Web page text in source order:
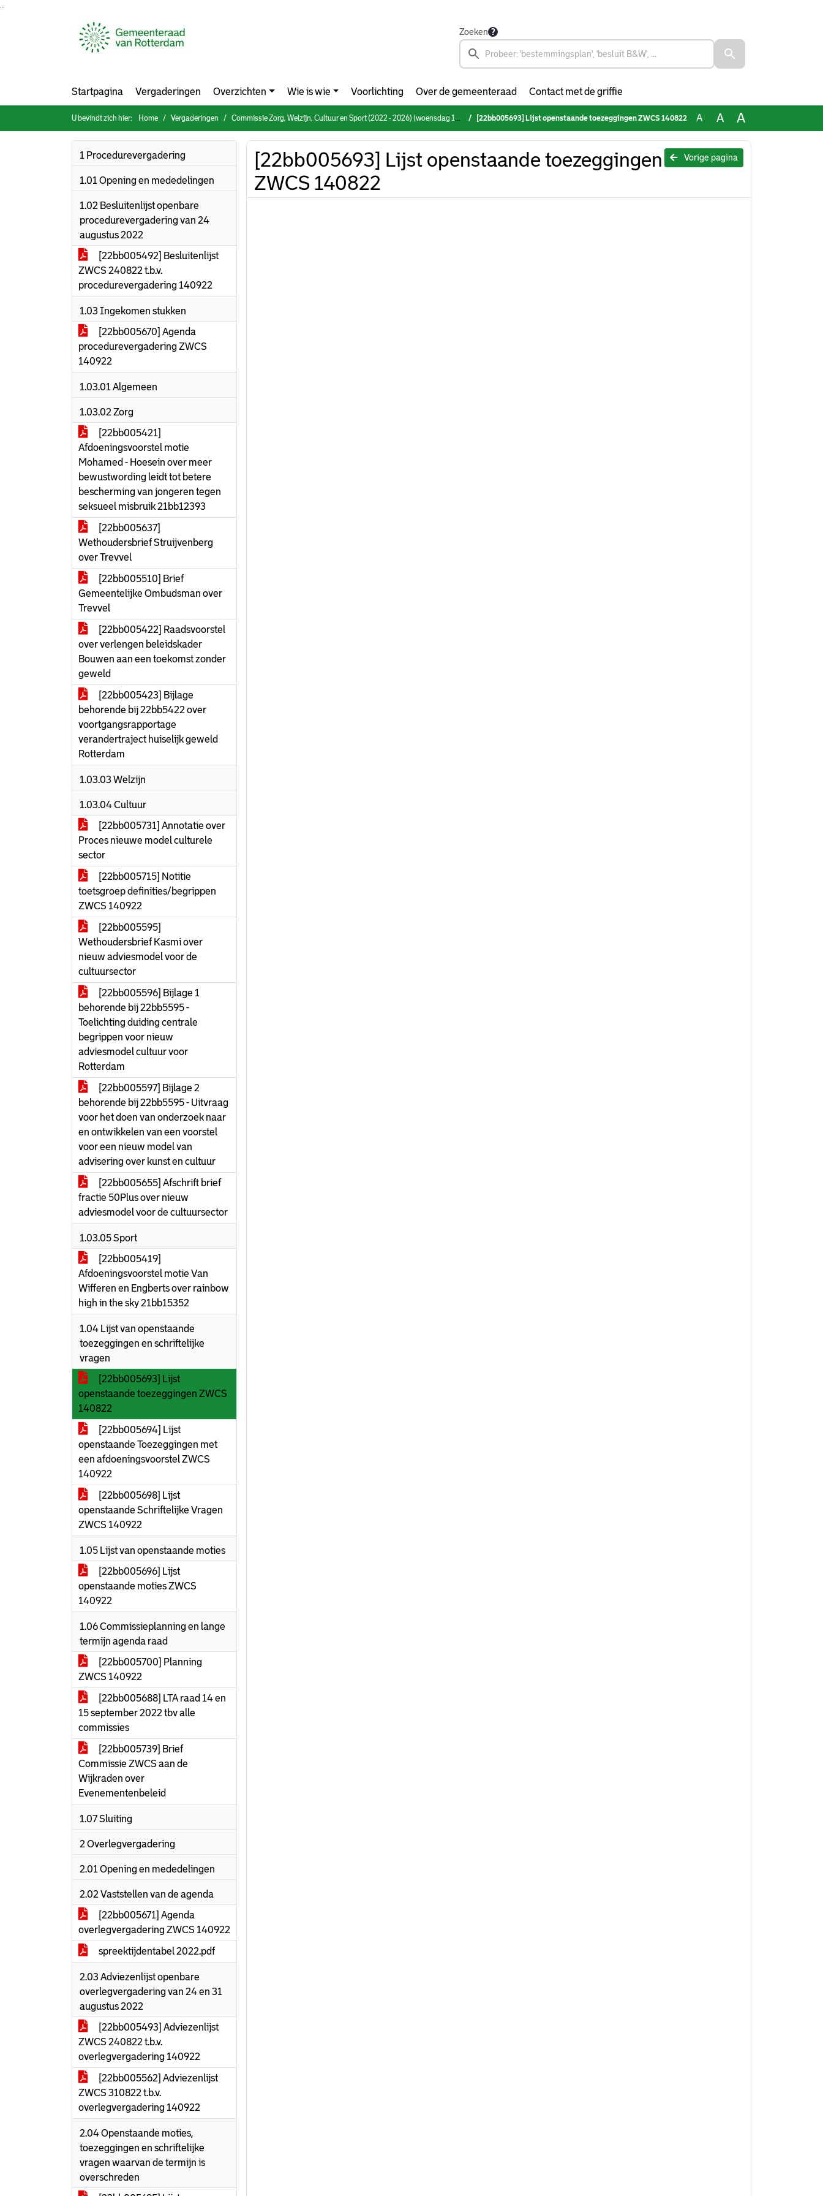
Zoeken
Startpagina Vergaderingen Overzichten Wie is wie Voorlichting Over de gemeenteraad Contact met de griffie
U bevindt zich hier: Home Vergaderingen Commissie Zorg, Welzijn, Cultuur en Sport (2022 - 2026) (woensdag 14 september 2022) [22bb005693] Lijst openstaande toezeggingen ZWCS 140822 A A A
1 Procedurevergadering
1.01 Opening en mededelingen
1.02 Besluitenlijst openbare
procedurevergadering van 24
augustus 2022
[22bb005492] Besluitenlijst
ZWCS 240822 t.b.v.
procedurevergadering 140922
1.03 Ingekomen stukken
[22bb005670] Agenda
procedurevergadering ZWCS
140922
1.03.01 Algemeen
1.03.02 Zorg
[22bb005421]
Afdoeningsvoorstel motie
Mohamed - Hoesein over meer
bewustwording leidt tot betere
bescherming van jongeren tegen
seksueel misbruik 21bb12393
[22bb005637]
Wethoudersbrief Struijvenberg
over Trevvel
[22bb005510] Brief
Gemeentelijke Ombudsman over
Trevvel
[22bb005422] Raadsvoorstel
over verlengen beleidskader
Bouwen aan een toekomst zonder
geweld
[22bb005423] Bijlage
behorende bij 22bb5422 over
voortgangsrapportage
verandertraject huiselijk geweld
Rotterdam
1.03.03 Welzijn
1.03.04 Cultuur
[22bb005731] Annotatie over
Proces nieuwe model culturele
sector
[22bb005715] Notitie
toetsgroep definities/begrippen
ZWCS 140922
[22bb005595]
Wethoudersbrief Kasmi over
nieuw adviesmodel voor de
cultuursector
[22bb005596] Bijlage 1
behorende bij 22bb5595 -
Toelichting duiding centrale
begrippen voor nieuw
adviesmodel cultuur voor
Rotterdam
[22bb005597] Bijlage 2
behorende bij 22bb5595 - Uitvraag
voor het doen van onderzoek naar
en ontwikkelen van een voorstel
voor een nieuw model van
advisering over kunst en cultuur
[22bb005655] Afschrift brief
fractie 50Plus over nieuw
adviesmodel voor de cultuursector
1.03.05 Sport
[22bb005419]
Afdoeningsvoorstel motie Van
Wifferen en Engberts over rainbow
high in the sky 21bb15352
1.04 Lijst van openstaande
toezeggingen en schriftelijke
vragen
[22bb005693] Lijst
openstaande toezeggingen ZWCS
140822
[22bb005694] Lijst
openstaande Toezeggingen met
een afdoeningsvoorstel ZWCS
140922
[22bb005698] Lijst
openstaande Schriftelijke Vragen
ZWCS 140922
1.05 Lijst van openstaande moties
[22bb005696] Lijst
openstaande moties ZWCS
140922
1.06 Commissieplanning en lange
termijn agenda raad
[22bb005700] Planning
ZWCS 140922
[22bb005688] LTA raad 14 en
15 september 2022 tbv alle
commissies
[22bb005739] Brief
Commissie ZWCS aan de
Wijkraden over
Evenementenbeleid
1.07 Sluiting
2 Overlegvergadering
2.01 Opening en mededelingen
2.02 Vaststellen van de agenda
[22bb005671] Agenda
overlegvergadering ZWCS 140922
spreektijdentabel 2022.pdf
2.03 Adviezenlijst openbare
overlegvergadering van 24 en 31
augustus 2022
[22bb005493] Adviezenlijst
ZWCS 240822 t.b.v.
overlegvergadering 140922
[22bb005562] Adviezenlijst
ZWCS 310822 t.b.v.
overlegvergadering 140922
2.04 Openstaande moties,
toezeggingen en schriftelijke
vragen waarvan de termijn is
overschreden
Vorige pagina
[22bb005693] Lijst openstaande toezeggingen
ZWCS 140822